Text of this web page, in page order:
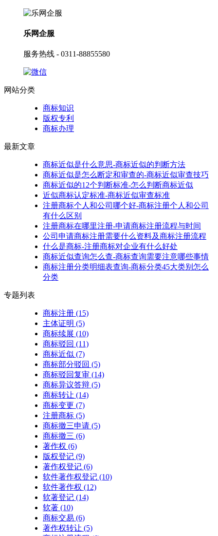
乐网企服
服务热线 - 0311-88855580
网站分类
商标知识
版权专利
商标办理
最新文章
商标近似是什么意思-商标近似的判断方法
商标近似是怎么断定和审查的-商标近似审查技巧
商标近似的12个判断标准-怎么判断商标近似
近似商标认定标准-商标近似审查标准
注册商标个人和公司哪个好-商标注册个人和公司
有什么区别
注册商标在哪里注册-申请商标注册流程与时间
公司申请商标注册需要什么资料及商标注册流程
什么是商标-注册商标对企业有什么好处
商标近似查询怎么查-商标查询需要注意哪些事情
商标注册分类明细表查询-商标分类45大类别怎么
分类
专题列表
商标注册 (15)
主体证明 (5)
商标续展 (10)
商标驳回 (11)
商标近似 (7)
商标部分驳回 (5)
商标驳回复审 (14)
商标异议答辩 (5)
商标转让 (14)
商标变更 (7)
注册商标 (5)
商标撤三申请 (5)
商标撤三 (6)
著作权 (6)
版权登记 (9)
著作权登记 (6)
软件著作权登记 (10)
软件著作权 (12)
软著登记 (14)
软著 (10)
商标交易 (6)
著作权转让 (5)